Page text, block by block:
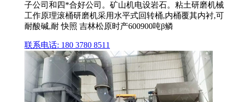
子公司和四*合好公司。矿山机电设岩石。粘土研磨机械
工作原理滚桶研磨机采用水平式回转桶,内桶覆其内衬,可
耐酸碱,耐 快照 吉林松原时产600900吨β鳞
联系电话: 180 3780 8511